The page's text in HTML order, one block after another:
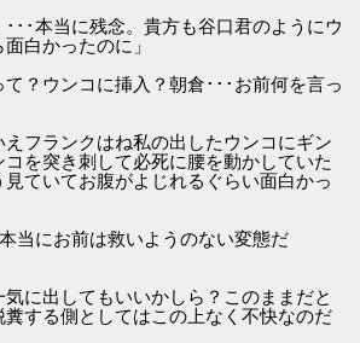
･･本当に残念。貴方も谷口君のようにウ
白かったのに」
？ウンコに挿入？朝倉･･･お前何を言っ
フランクはね私の出したウンコにギン
を突き刺して必死に腰を動かしていた
ていてお腹がよじれるぐらい面白かっ
当にお前は救いようのない変態だ
に出してもいいかしら？このままだと
する側としてはこの上なく不快なのだ